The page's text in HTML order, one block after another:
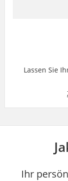
Lassen Sie
Ihr